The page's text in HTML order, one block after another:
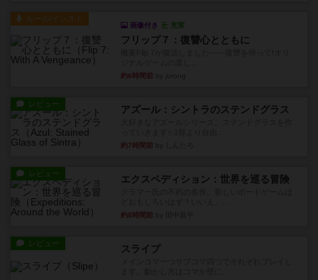
ルール/インスト
画像付き 充実
フリップ７：復讐心とともに
約6時間前
レビュー アズール：シントラのステンドグラス
約7時間前
レビュー エクスペディション：世界を巡る冒険
約8時間前
レビュー スライプ